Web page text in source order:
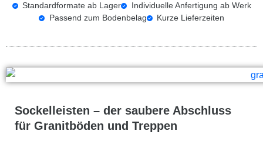
Standardformate ab Lager
Individuelle Anfertigung ab Werk
Passend zum Bodenbelag
Kurze Lieferzeiten
Sockelleisten – der saubere Abschluss
für Granitböden und Treppen